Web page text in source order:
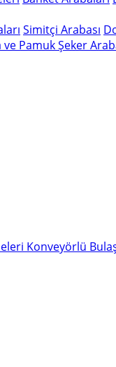
Simitçi Arabası
ve Pamuk Şeker
Konveyörlü